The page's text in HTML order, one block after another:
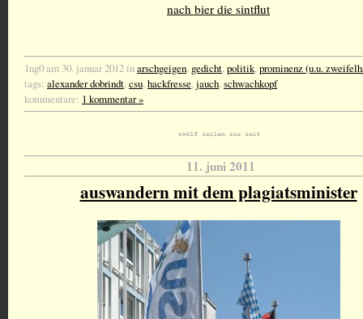
nach bier die sintflut
1ng0 am 30. januar 2012 inarschgeigen, gedicht,politik,prominenz (u.u.
tags: alexander dobrindt,csu,hackfresse,jauch,schwachkopf
kommentare: 1 kommentar »
11. juni 2011
auswandern mit dem plagiatsminister